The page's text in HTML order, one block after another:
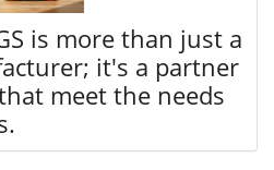
is more than just a
it's a partner
meet the needs